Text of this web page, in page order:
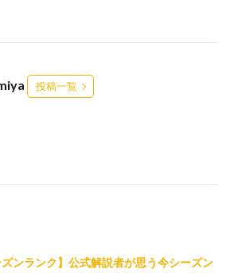
投稿一覧
ズンランク】公式解説者が思う今シーズン